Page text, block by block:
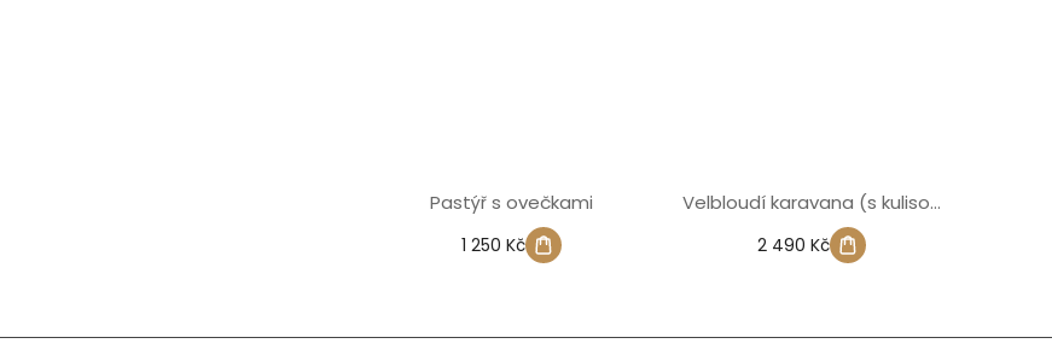
Pastýř s ovečkami
1 250 Kč
Velbloudí karavana (s kulisou
pouště)
2 490 Kč